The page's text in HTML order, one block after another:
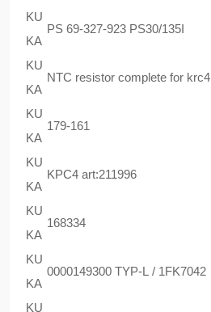
KU
KA
PS 69-327-923 PS30/135I
KU
KA
NTC resistor complete for krc4
KU
KA
179-161
KU
KA
KPC4 art:211996
KU
KA
168334
KU
KA
0000149300 TYP-L / 1FK7042
KU